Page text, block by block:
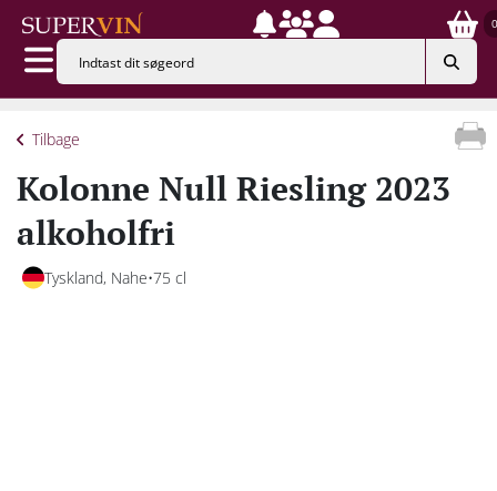
0
Tilbage
Kolonne Null Riesling 2023
alkoholfri
Tyskland, Nahe 75 cl